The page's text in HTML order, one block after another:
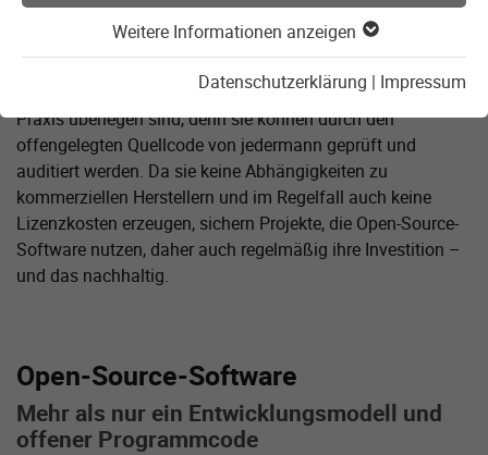
Weitere Informationen anzeigen
Datenschutzerklärung | Impressum
Seit den ersten Tagen entwickelt Marketing Factory seine
Projekte überwiegend auf Basis lizenzfreier, öffentlich
zugänglicher Software. Wir sind davon überzeugt, dass
Open-Source-Systeme proprietären Anwendungen in der
Praxis überlegen sind, denn sie können durch den
offengelegten Quellcode von jedermann geprüft und
auditiert werden. Da sie keine Abhängigkeiten zu
kommerziellen Herstellern und im Regelfall auch keine
Lizenzkosten erzeugen, sichern Projekte, die Open-Source-
Software nutzen, daher auch regelmäßig ihre Investition –
und das nachhaltig.
Open-Source-Software
Mehr als nur ein Entwicklungsmodell und
offener Programmcode